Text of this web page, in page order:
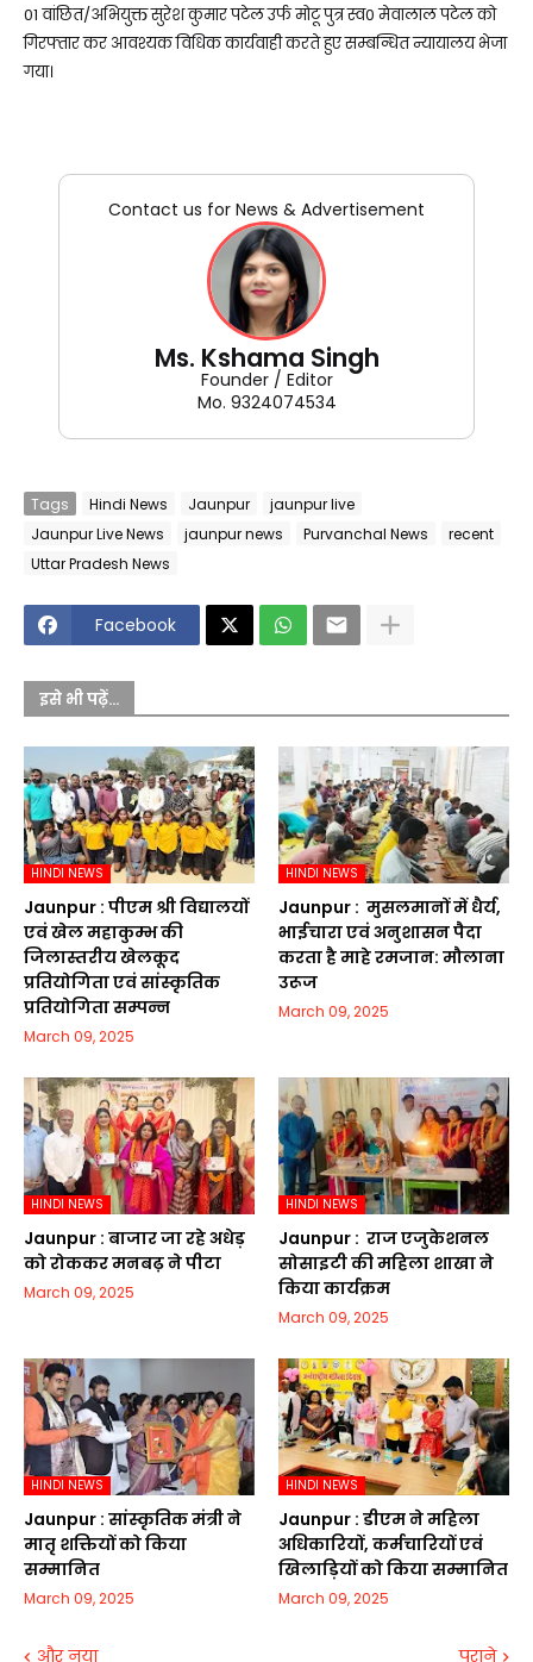
01 वांछित/अभियुक्त सुरेश कुमार पटेल उर्फ मोटू पुत्र स्व0 मेवालाल पटेल को
गिरफ्तार कर आवश्यक विधिक कार्यवाही करते हुए सम्बन्धित न्यायालय भेजा
गया।
Contact us for News & Advertisement
Ms. Kshama Singh
Founder / Editor
Mo. 9324074534
Tags Hindi News Jaunpur
jaunpur live
Jaunpur Live News
jaunpur news Purvanchal News
recent
Uttar Pradesh News
Facebook
इसे भी पढ़ें...
HINDI NEWS
Jaunpur :​ पीएम श्री विद्यालयों
एवं खेल महाकुम्भ की
जिलास्तरीय खेलकूद
प्रतियोगिता एवं सांस्कृतिक
प्रतियोगिता सम्पन्न
March 09, 2025
HINDI NEWS
Jaunpur : ​ मुसलमानों में धैर्य,
भाईचारा एवं अनुशासन पैदा
करता है माहे रमजान: मौलाना
उरूज
March 09, 2025
HINDI NEWS
Jaunpur :​ बाजार जा रहे अधेड़
को रोककर मनबढ़ ने पीटा
March 09, 2025
HINDI NEWS
Jaunpur : ​ ​राज एजुकेशनल
सोसाइटी की महिला शाखा ने
किया कार्यक्रम
March 09, 2025
HINDI NEWS
Jaunpur :​ सांस्कृतिक मंत्री ने
मातृ शक्तियों को किया
सम्मानित
March 09, 2025
HINDI NEWS
Jaunpur :​ डीएम ने महिला
अधिकारियों, कर्मचारियों एवं
खिलाड़ियों को किया सम्मानित
March 09, 2025
और नया पुराने